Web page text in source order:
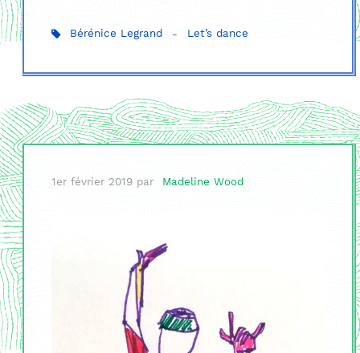
Bérénice Legrand - Let’s dance
1er février 2019 par Madeline Wood